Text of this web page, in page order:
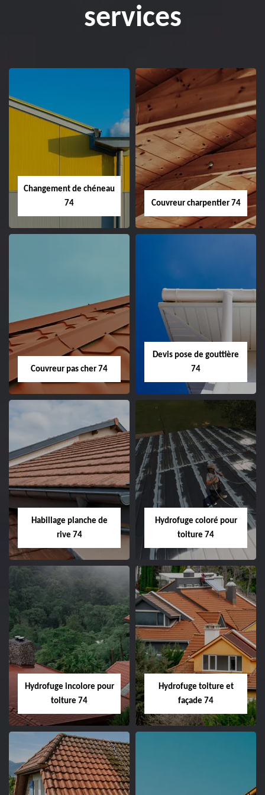
services
Changement de chéneau
74
Couvreur charpentier 74
Couvreur pas cher 74
Devis pose de gouttière
74
Habillage planche de
rive 74
Hydrofuge coloré pour
toiture 74
Hydrofuge incolore pour
toiture 74
Hydrofuge toiture et
façade 74